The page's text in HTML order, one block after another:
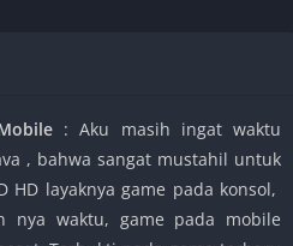
: Aku masih ingat waktu
, bahwa sangat mustahil untuk
HD layaknya game pada konsol,
nya waktu, game pada mobile